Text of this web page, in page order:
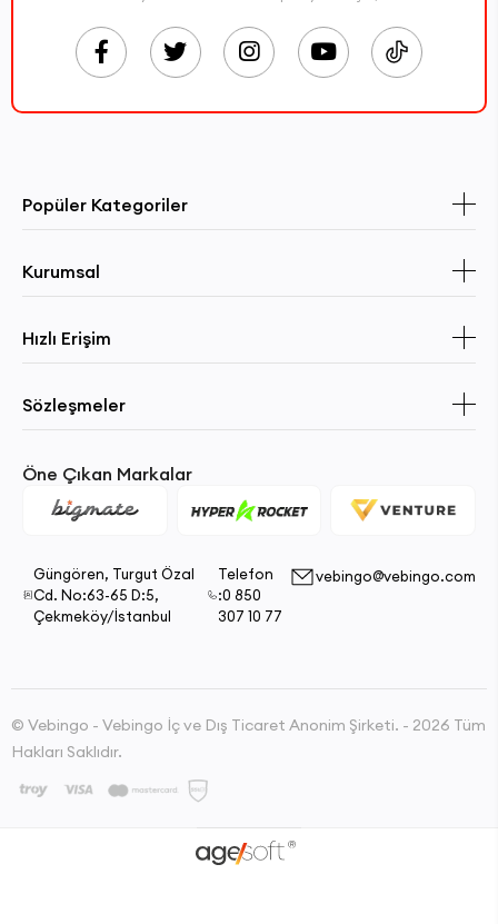
Popüler Kategoriler
Kurumsal
Hızlı Erişim
Sözleşmeler
Öne Çıkan Markalar
Güngören, Turgut Özal
Cd. No:63-65 D:5,
Çekmeköy/İstanbul
Telefon
:0 850
307 10 77
vebingo@vebingo.com
© Vebingo - Vebingo İç ve Dış Ticaret Anonim Şirketi. - 2026 Tüm
Hakları Saklıdır.